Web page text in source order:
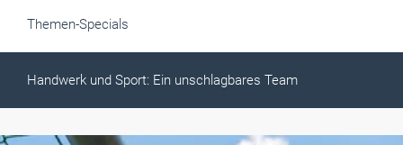
Themen-Specials
Handwerk und Sport: Ein unschlagbares Team